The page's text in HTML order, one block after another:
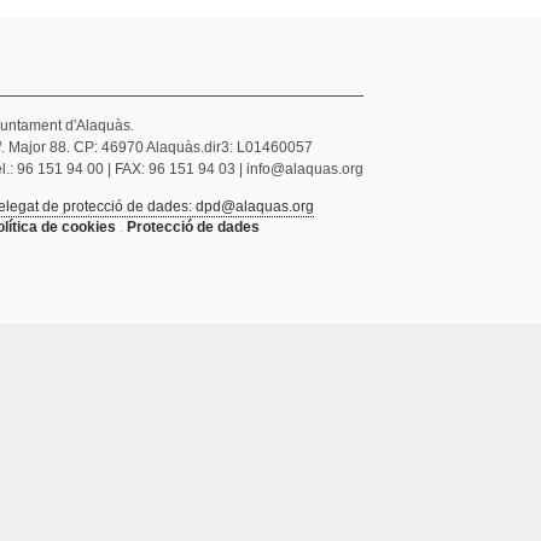
d'Alaquàs.
Major 88. CP: 46970 Alaquàs.dir3: L01460057
96 151 94 00 | FAX: 96 151 94 03 | info@alaquas.org
de protecció de dades: dpd@alaquas.org
de cookies . Protecció de dades